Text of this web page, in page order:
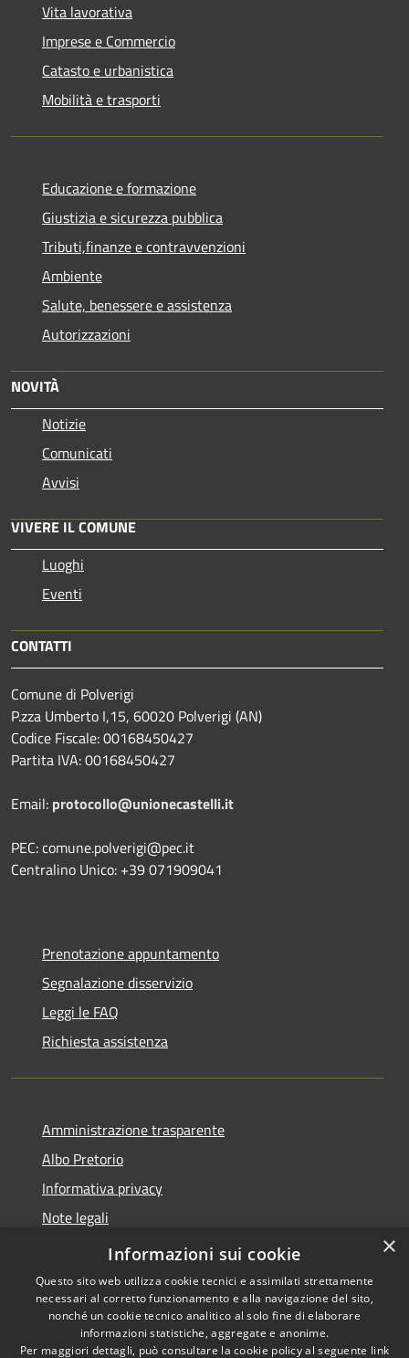
Vita lavorativa
Imprese e Commercio
Catasto e urbanistica
Mobilità e trasporti
Educazione e formazione
Giustizia e sicurezza pubblica
Tributi,finanze e contravvenzioni
Ambiente
Salute, benessere e assistenza
Autorizzazioni
NOVITÀ
Notizie
Comunicati
Avvisi
VIVERE IL COMUNE
Luoghi
Eventi
CONTATTI
Comune di Polverigi
P.zza Umberto I,15, 60020 Polverigi (AN)
Codice Fiscale: 00168450427
Partita IVA: 00168450427
Email: protocollo@unionecastelli.it
PEC: comune.polverigi@pec.it
Centralino Unico: +39 071909041
Prenotazione appuntamento
Segnalazione disservizio
Leggi le FAQ
Richiesta assistenza
Amministrazione trasparente
Albo Pretorio
Informativa privacy
Note legali
Dichiarazione di accessibilità
Copyright © 2026 • Comune di
×
Informazioni sui cookie
Questo sito web utilizza cookie tecnici e assimilati strettamente
necessari al corretto funzionamento e alla navigazione del sito,
nonché un cookie tecnico analitico al solo fine di elaborare
informazioni statistiche, aggregate e anonime.
Per maggiori dettagli, può consultare la cookie policy al seguente link